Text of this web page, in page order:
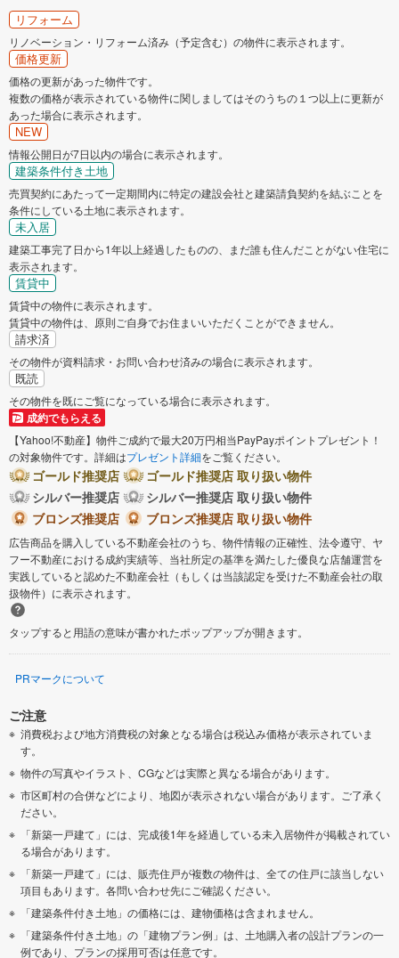
リフォーム
リノベーション・リフォーム済み（予定含む）の物件に表示されます。
価格更新
価格の更新があった物件です。
複数の価格が表示されている物件に関しましてはそのうちの１つ以上に更新が
あった場合に表示されます。
NEW
情報公開日が7日以内の場合に表示されます。
建築条件付き土地
売買契約にあたって一定期間内に特定の建設会社と建築請負契約を結ぶことを
条件にしている土地に表示されます。
未入居
建築工事完了日から1年以上経過したものの、まだ誰も住んだことがない住宅に
表示されます。
賃貸中
賃貸中の物件に表示されます。
賃貸中の物件は、原則ご自身でお住まいいただくことができません。
請求済
その物件が資料請求・お問い合わせ済みの場合に表示されます。
既読
その物件を既にご覧になっている場合に表示されます。
成約でもらえる
【Yahoo!不動産】物件ご成約で最大20万円相当PayPayポイントプレゼント！
の対象物件です。詳細はプレゼント詳細をご覧ください。
ゴールド推奨店
ゴールド推奨店 取り扱い物件
シルバー推奨店
シルバー推奨店 取り扱い物件
ブロンズ推奨店
ブロンズ推奨店 取り扱い物件
広告商品を購入している不動産会社のうち、物件情報の正確性、法令遵守、ヤ
フー不動産における成約実績等、当社所定の基準を満たした優良な店舗運営を
実践していると認めた不動産会社（もしくは当該認定を受けた不動産会社の取
扱物件）に表示されます。
タップすると用語の意味が書かれたポップアップが開きます。
PRマークについて
ご注意
消費税および地方消費税の対象となる場合は税込み価格が表示されていま
す。
物件の写真やイラスト、CGなどは実際と異なる場合があります。
市区町村の合併などにより、地図が表示されない場合があります。ご了承く
ださい。
「新築一戸建て」には、完成後1年を経過している未入居物件が掲載されてい
る場合があります。
「新築一戸建て」には、販売住戸が複数の物件は、全ての住戸に該当しない
項目もあります。各問い合わせ先にご確認ください。
「建築条件付き土地」の価格には、建物価格は含まれません。
「建築条件付き土地」の「建物プラン例」は、土地購入者の設計プランの一
例であり、プランの採用可否は任意です。